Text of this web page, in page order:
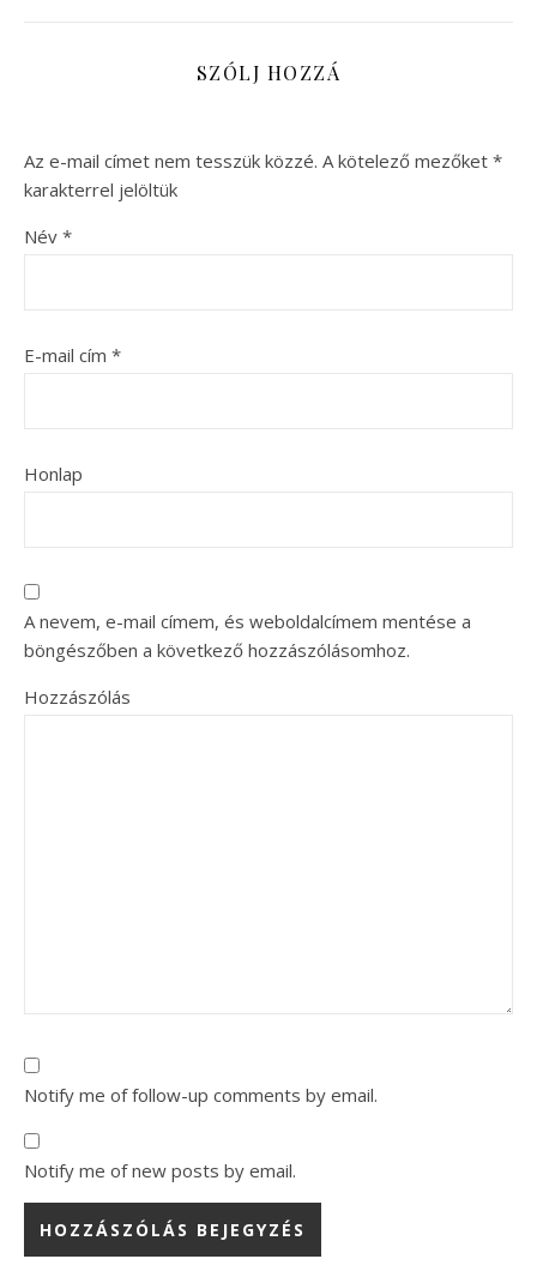
SZÓLJ HOZZÁ
Az e-mail címet nem tesszük közzé. A kötelező mezőket *
karakterrel jelöltük
Név *
E-mail cím *
Honlap
A nevem, e-mail címem, és weboldalcímem mentése a
böngészőben a következő hozzászólásomhoz.
Hozzászólás
Notify me of follow-up comments by email.
Notify me of new posts by email.